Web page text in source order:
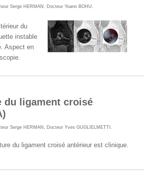
Serge HERMAN Docteur Yoann BOHU
du
instable
Aspect en
du ligament croisé
Serge HERMAN Docteur Yves GUGLIELMETTI
du ligament croisé antérieur est clinique.